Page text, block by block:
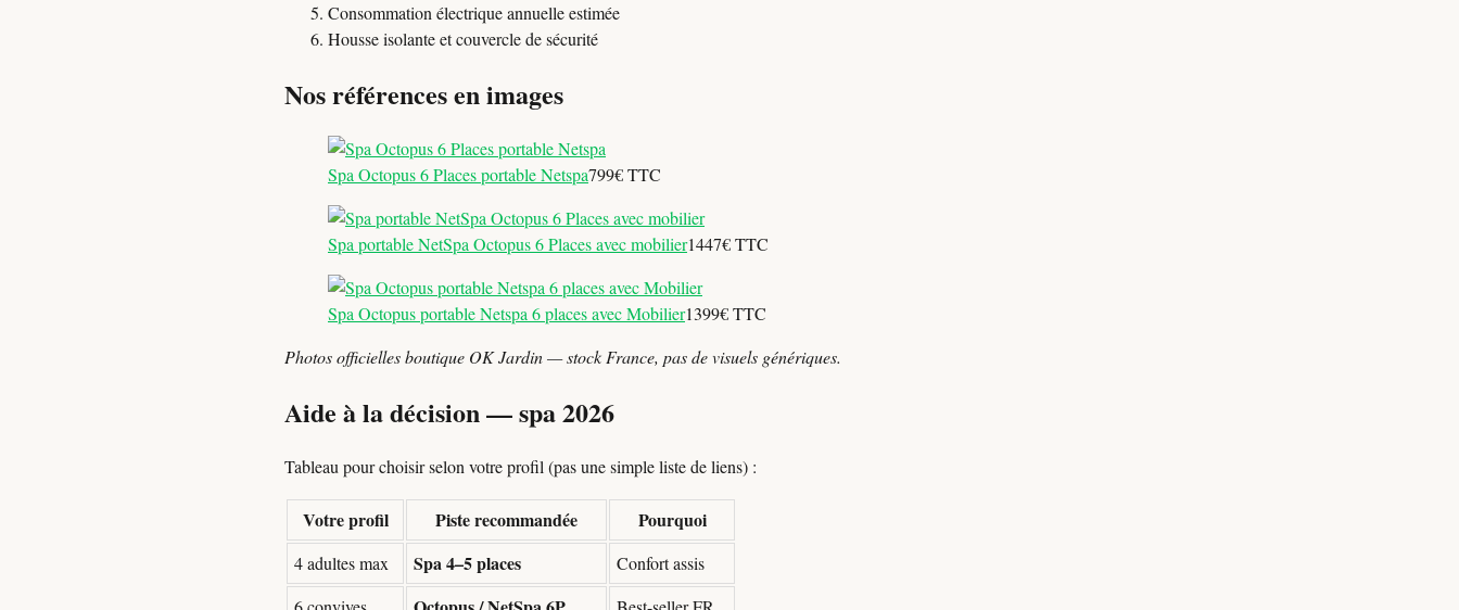
Consommation électrique annuelle estimée
Housse isolante et couvercle de sécurité
Nos références en images
Spa Octopus 6 Places portable Netspa799€ TTC
Spa portable NetSpa Octopus 6 Places avec mobilier1447€ TTC
Spa Octopus portable Netspa 6 places avec Mobilier1399€ TTC
Photos officielles boutique OK Jardin — stock France, pas de visuels génériques.
Aide à la décision — spa 2026
Tableau pour choisir selon votre profil (pas une simple liste de liens) :
Votre profil Piste recommandée Pourquoi
4 adultes max Spa 4–5 places
Confort assis